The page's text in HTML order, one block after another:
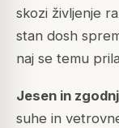
skozi življenje
stan dosh
naj se temu
Jesen in
suhe in